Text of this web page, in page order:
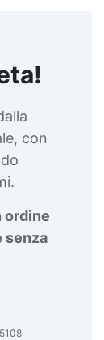
con
ordine
senza